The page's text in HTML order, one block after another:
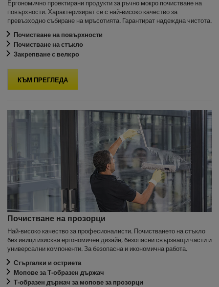
Ергономично проектирани продукти за ръчно мокро почистване на
повърхности. Характеризират се с най-високо качество за
превъзходно събиране на мръсотията. Гарантират надеждна чистота.
Почистване на повърхности
Почистване на стъкло
Закрепване с велкро
КЪМ ПРЕГЛЕДА
Почистване на прозорци
Най-високо качество за професионалисти. Почистването на стъкло
без ивици изисква ергономичен дизайн, безопасни свързващи части и
универсални компоненти. За безопасна и икономична работа.
Стъргалки и остриета
Мопове за Т-образен държач
Т-образен държач за мопове за прозорци